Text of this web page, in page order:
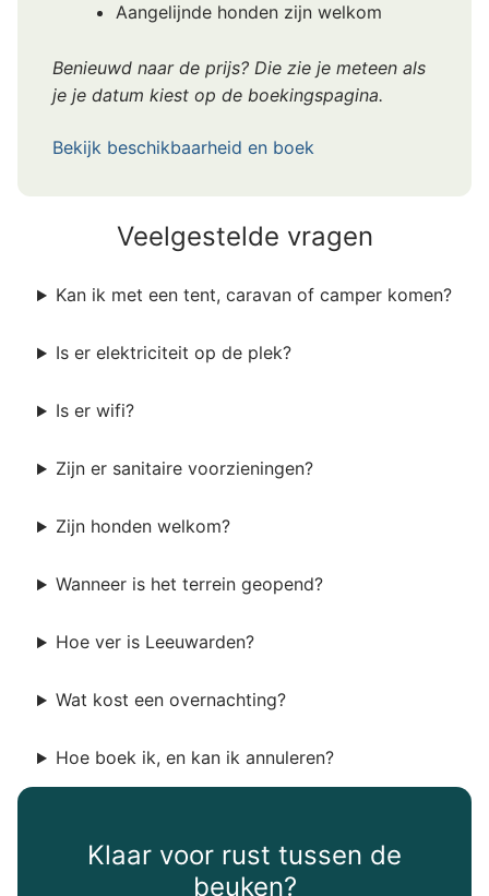
Aangelijnde honden zijn welkom
Benieuwd naar de prijs? Die zie je meteen als
je je datum kiest op de boekingspagina.
Bekijk beschikbaarheid en boek
Veelgestelde vragen
Kan ik met een tent, caravan of camper komen?
Is er elektriciteit op de plek?
Is er wifi?
Zijn er sanitaire voorzieningen?
Zijn honden welkom?
Wanneer is het terrein geopend?
Hoe ver is Leeuwarden?
Wat kost een overnachting?
Hoe boek ik, en kan ik annuleren?
Klaar voor rust tussen de
beuken?